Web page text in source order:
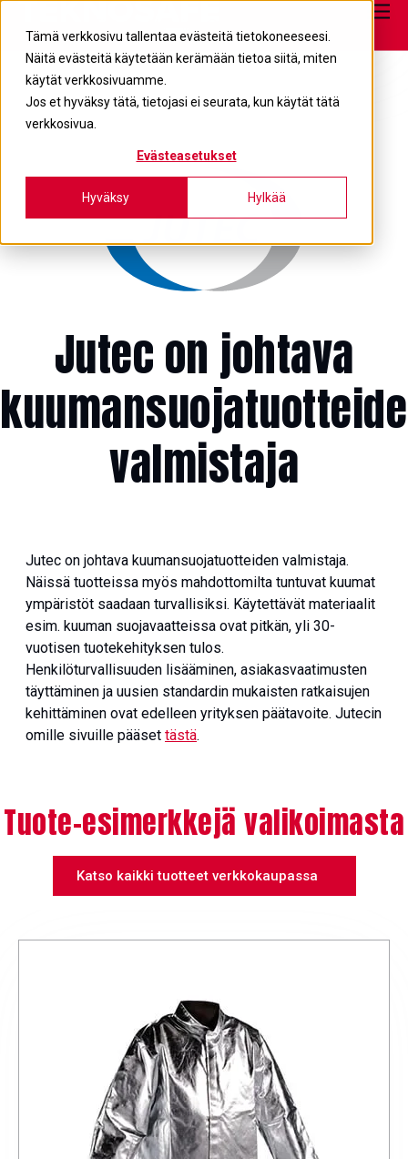
Tämä verkkosivu tallentaa evästeitä tietokoneeseesi.
Näitä evästeitä käytetään kerämään tietoa siitä, miten
käytät verkkosivuamme.
Jos et hyväksy tätä, tietojasi ei seurata, kun käytät tätä
verkkosivua.
Evästeasetukset
Hyväksy Hylkää
05 680 7700
Jutec on johtava
valmistaja
Jutec on johtava kuumansuojatuotteiden valmistaja.
Näissä tuotteissa myös mahdottomilta tuntuvat kuumat
ympäristöt saadaan turvallisiksi. Käytettävät materiaalit
esim. kuuman suojavaatteissa ovat pitkän, yli 30-
vuotisen tuotekehityksen tulos.
Henkilöturvallisuuden lisääminen, asiakasvaatimusten
täyttäminen ja uusien standardin mukaisten ratkaisujen
kehittäminen ovat edelleen yrityksen päätavoite. Jutecin
omille sivuille pääset tästä.
Tuote-esimerkkejä valikoimasta
Katso kaikki tuotteet verkkokaupassa